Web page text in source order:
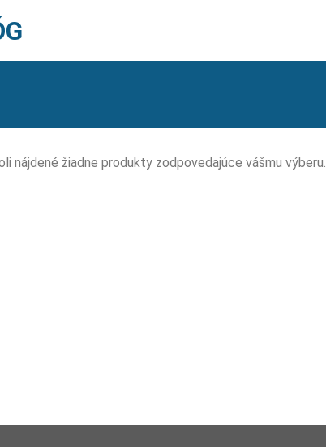
nájdené žiadne produkty zodpovedajúce vášmu výberu.